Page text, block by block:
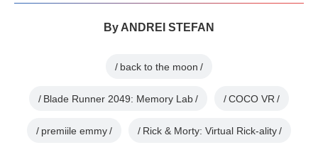
ByANDREI STEFAN
back to the moon
Blade Runner 2049: Memory Lab COCO VR
premiile emmy Rick & Morty: Virtual Rick-ality